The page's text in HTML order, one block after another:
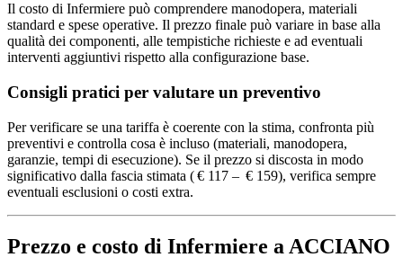
Il costo di Infermiere può comprendere manodopera, materiali
standard e spese operative. Il prezzo finale può variare in base alla
qualità dei componenti, alle tempistiche richieste e ad eventuali
interventi aggiuntivi rispetto alla configurazione base.
Consigli pratici per valutare un preventivo
Per verificare se una tariffa è coerente con la stima, confronta più
preventivi e controlla cosa è incluso (materiali, manodopera,
garanzie, tempi di esecuzione). Se il prezzo si discosta in modo
significativo dalla fascia stimata ( € 117 – € 159), verifica sempre
eventuali esclusioni o costi extra.
Prezzo e costo di Infermiere a ACCIANO